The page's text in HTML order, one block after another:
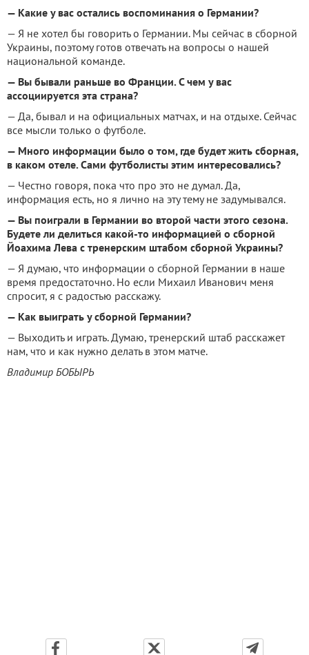
— Какие у вас остались воспоминания о Германии?
— Я не хотел бы говорить о Германии. Мы сейчас в сборной
Украины, поэтому готов отвечать на вопросы о нашей
национальной команде.
— Вы бывали раньше во Франции. С чем у вас
ассоциируется эта страна?
— Да, бывал и на официальных матчах, и на отдыхе. Сейчас
все мысли только о футболе.
— Много информации было о том, где будет жить сборная,
в каком отеле. Сами футболисты этим интересовались?
— Честно говоря, пока что про это не думал. Да,
информация есть, но я лично на эту тему не задумывался.
— Вы поиграли в Германии во второй части этого сезона.
Будете ли делиться какой-то информацией о сборной
Йоахима Лева с тренерским штабом сборной Украины?
— Я думаю, что информации о сборной Германии в наше
время предостаточно. Но если Михаил Иванович меня
спросит, я с радостью расскажу.
— Как выиграть у сборной Германии?
— Выходить и играть. Думаю, тренерский штаб расскажет
нам, что и как нужно делать в этом матче.
Владимир БОБЫРЬ